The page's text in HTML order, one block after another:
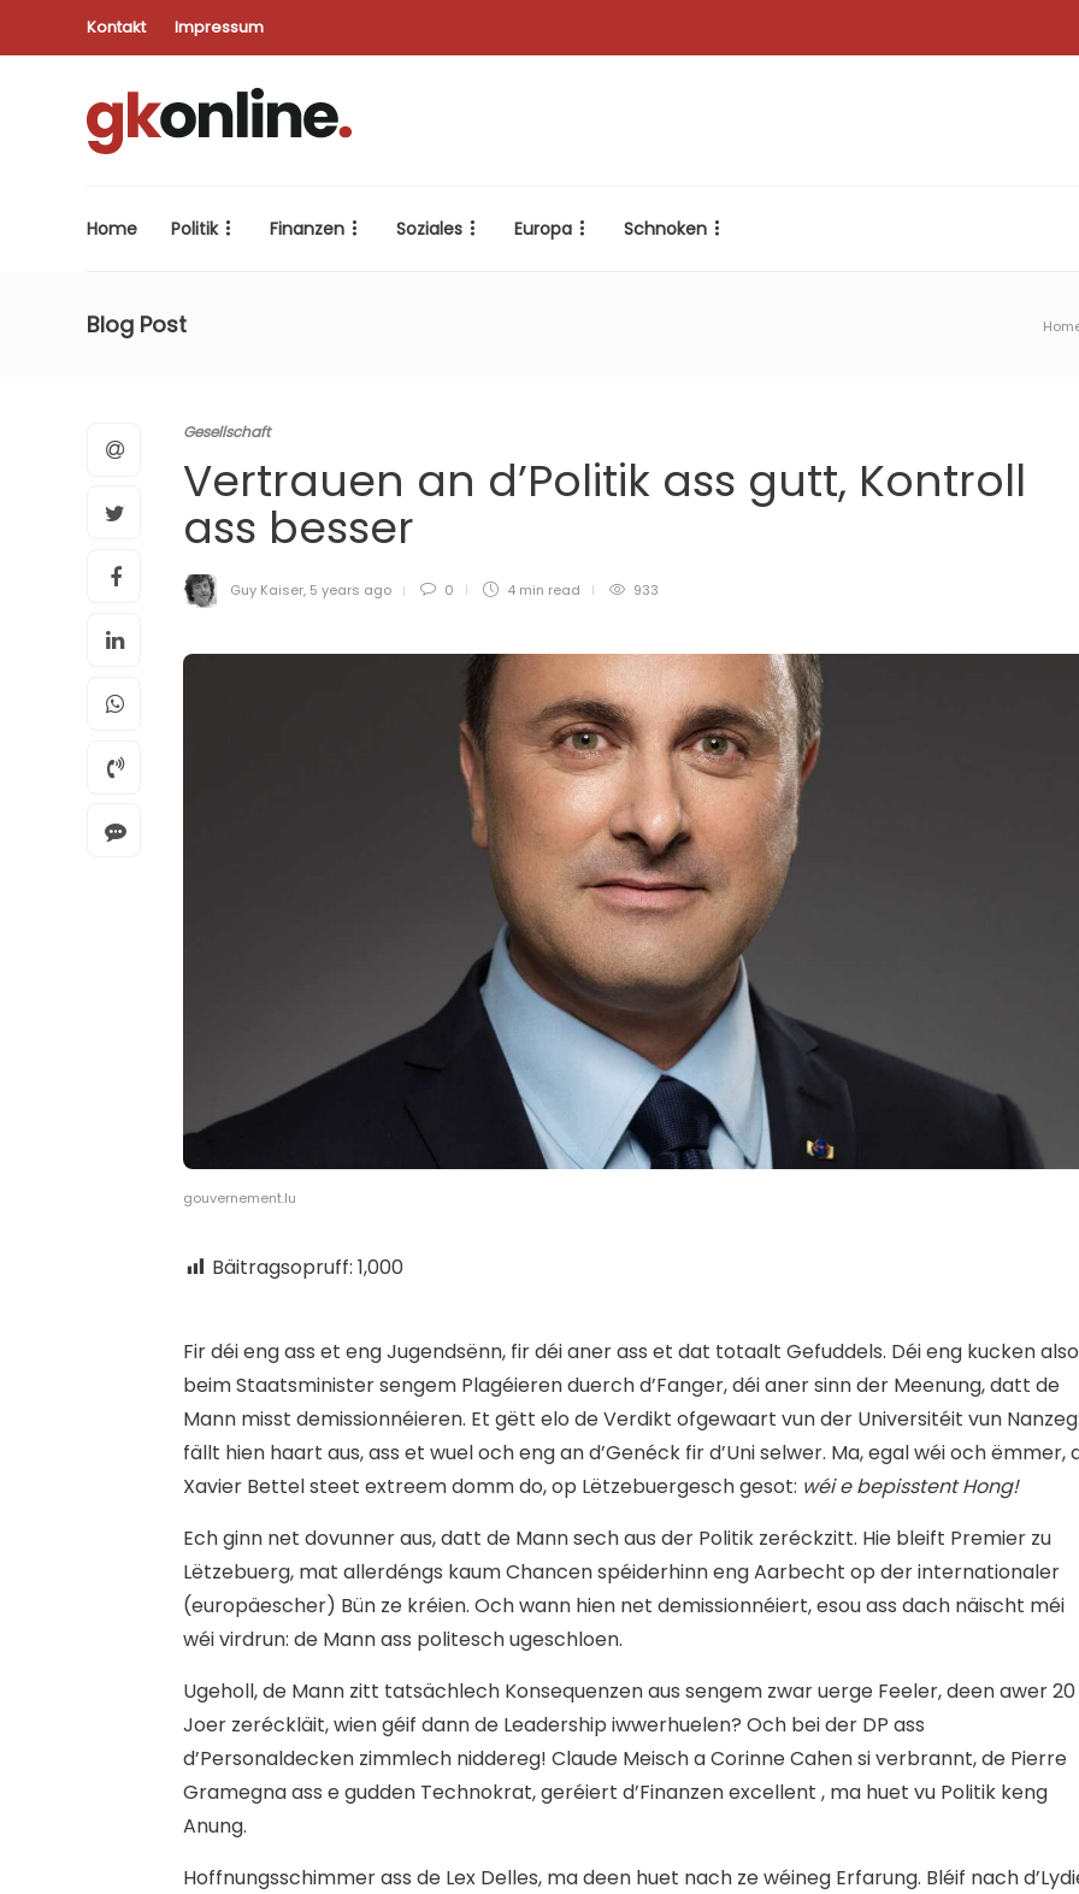
Kontakt Impressum
Home Politik Finanzen Soziales Europa Schnoken
Blog Post
Gesellschaft
Vertrauen an d’Politik ass gutt, Kontroll
ass besser
Guy Kaiser, 5 years ago 0 4 min read 933
gouvernement.lu
Bäitragsopruff: 1,000
Fir déi eng ass et eng Jugendsënn, fir déi aner ass et dat totaalt Gefuddels. Déi eng kucken also
beim Staatsminister sengem Plagéieren duerch d’Fanger, déi aner sinn der Meenung, datt de
Mann misst demissionnéieren. Et gëtt elo de Verdikt ofgewaart vun der Universitéit vun Nanzeg:
fällt hien haart aus, ass et wuel och eng an d’Genéck fir d’Uni selwer. Ma, egal wéi och ëmmer,
Xavier Bettel steet extreem domm do, op Lëtzebuergesch gesot: wéi e bepisstent Hong!
Ech ginn net dovunner aus, datt de Mann sech aus der Politik zeréckzitt. Hie bleift Premier zu
Lëtzebuerg, mat allerdéngs kaum Chancen spéiderhinn eng Aarbecht op der internationaler
(europäescher) Bün ze kréien. Och wann hien net demissionnéiert, esou ass dach näischt méi
wéi virdrun: de Mann ass politesch ugeschloen.
Ugeholl, de Mann zitt tatsächlech Konsequenzen aus sengem zwar uerge Feeler, deen awer 20
Joer zeréckläit, wien géif dann de Leadership iwwerhuelen? Och bei der DP ass
d’Personaldecken zimmlech niddereg! Claude Meisch a Corinne Cahen si verbrannt, de Pierre
Gramegna ass e gudden Technokrat, geréiert d’Finanzen excellent , ma huet vu Politik keng
Anung.
Hoffnungsschimmer ass de Lex Delles, ma deen huet nach ze wéineg Erfarung. Bléif nach